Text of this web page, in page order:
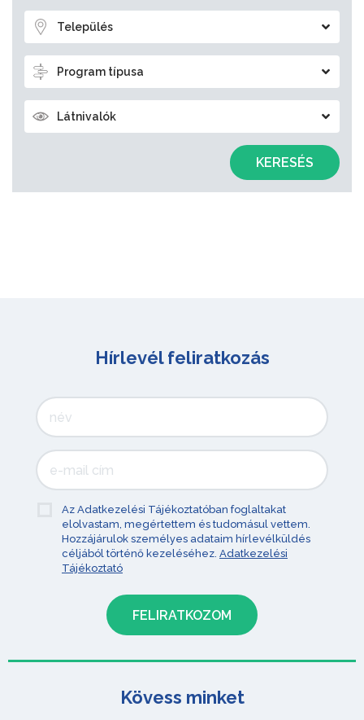
Település
Program típusa
Látnivalók
KERESÉS
Hírlevél feliratkozás
Az Adatkezelési Tájékoztatóban foglaltakat
elolvastam, megértettem és tudomásul vettem.
Hozzájárulok személyes adataim hírlevélküldés
céljából történő kezeléséhez. Adatkezelési
Tájékoztató
Kövess minket